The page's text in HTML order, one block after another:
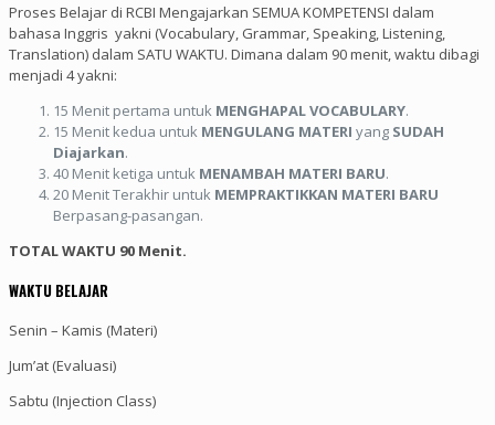
Proses Belajar di RCBI Mengajarkan SEMUA KOMPETENSI dalam
bahasa Inggris yakni (Vocabulary, Grammar, Speaking, Listening,
Translation) dalam SATU WAKTU. Dimana dalam 90 menit, waktu dibagi
menjadi 4 yakni:
15 Menit pertama untuk MENGHAPAL VOCABULARY.
15 Menit kedua untuk MENGULANG MATERI yang SUDAH
Diajarkan.
40 Menit ketiga untuk MENAMBAH MATERI BARU.
20 Menit Terakhir untuk MEMPRAKTIKKAN MATERI BARU
Berpasang-pasangan.
TOTAL WAKTU 90 Menit.
WAKTU BELAJAR
Senin – Kamis (Materi)
Jum’at (Evaluasi)
Sabtu (Injection Class)